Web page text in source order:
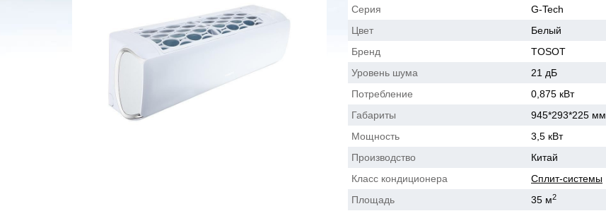
Серия
G-Tech
Цвет
Белый
Бренд
TOSOT
Уровень шума
21 дБ
Потребление
0,875 кВт
Габариты
945*293*225 мм
Мощность
3,5 кВт
Производство
Китай
Класс кондиционера
Сплит-системы
Площадь
35 м2